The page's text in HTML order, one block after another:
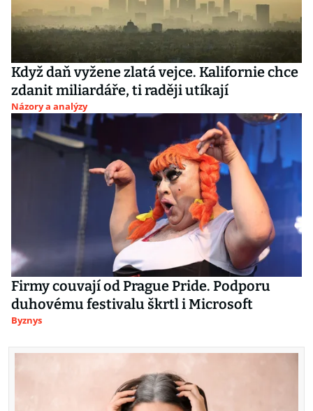
Když daň vyžene zlatá vejce. Kalifornie chce
zdanit miliardáře, ti raději utíkají
Názory a analýzy
Firmy couvají od Prague Pride. Podporu
duhovému festivalu škrtl i Microsoft
Byznys